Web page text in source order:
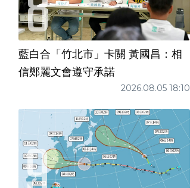
藍白合「竹北市」卡關 黃國昌：相
信鄭麗文會遵守承諾
2026.08.05 18:10